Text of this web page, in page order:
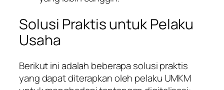
Solusi Praktis untuk Pelaku
Usaha
Berikut ini adalah beberapa solusi praktis
yang dapat diterapkan oleh pelaku UMKM